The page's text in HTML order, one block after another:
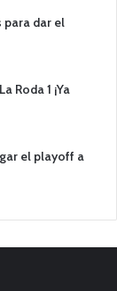
para dar el
Roda 1 ¡Ya
el playoff a